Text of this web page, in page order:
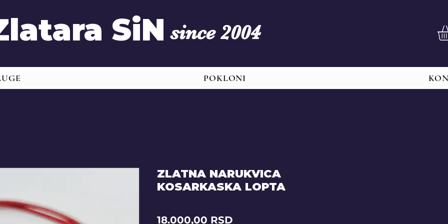
SiN since 2004
POKLONI
ZLATNA NARUKVICA
KOSARKASKA LOPTA
18.000,00 RSD